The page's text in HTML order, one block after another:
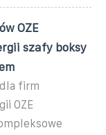
OZE
szafy boksy
dla firm
OZE